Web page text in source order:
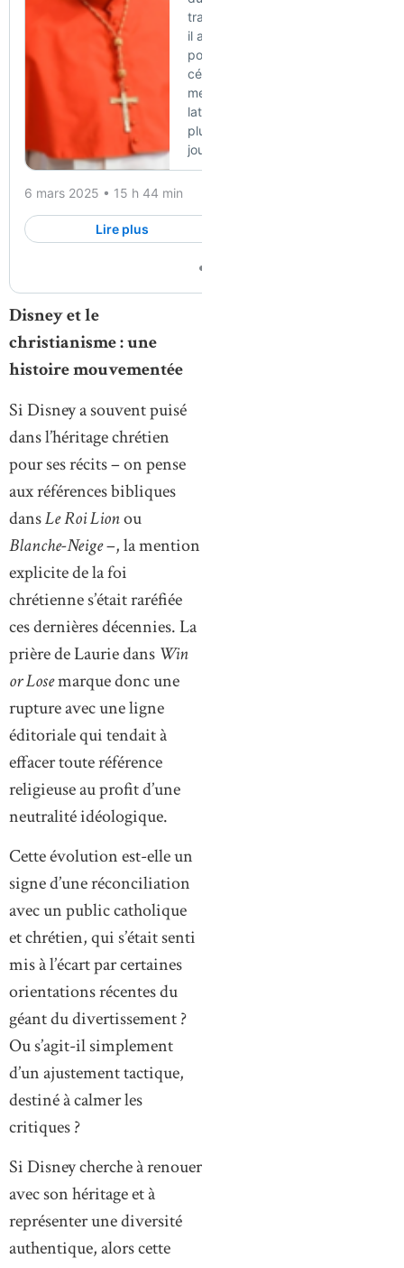
Disney et le
christianisme : une
histoire mouvementée
Si Disney a souvent puisé
dans l’héritage chrétien
pour ses récits – on pense
aux références bibliques
dansLe Roi Lionou
Blanche-Neige–, la mention
explicite de la foi
chrétienne s’était raréfiée
ces dernières décennies. La
prière de Laurie dans Win
or Losemarque donc une
rupture avec une ligne
éditoriale qui tendait à
effacer toute référence
religieuse au profit d’une
neutralité idéologique.
Cette évolution est-elle un
signe d’une réconciliation
avec un public catholique
et chrétien, qui s’était senti
mis à l’écart par certaines
orientations récentes du
géant du divertissement ?
Ou s’agit-il simplement
d’un ajustement tactique,
destiné à calmer les
critiques ?
Si Disney cherche à renouer
avec son héritage et à
représenter une diversité
authentique, alors cette